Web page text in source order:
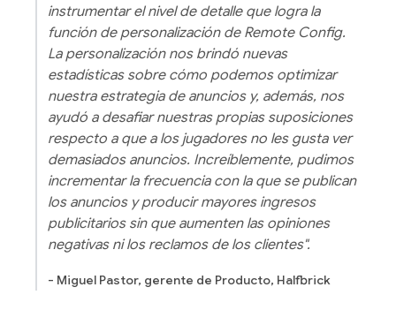
instrumentar el nivel de detalle que logra la
función de personalización de Remote Config.
La personalización nos brindó nuevas
estadísticas sobre cómo podemos optimizar
nuestra estrategia de anuncios y, además, nos
ayudó a desafiar nuestras propias suposiciones
respecto a que a los jugadores no les gusta ver
demasiados anuncios. Increíblemente, pudimos
incrementar la frecuencia con la que se publican
los anuncios y producir mayores ingresos
publicitarios sin que aumenten las opiniones
negativas ni los reclamos de los clientes".
- Miguel Pastor, gerente de Producto, Halfbrick